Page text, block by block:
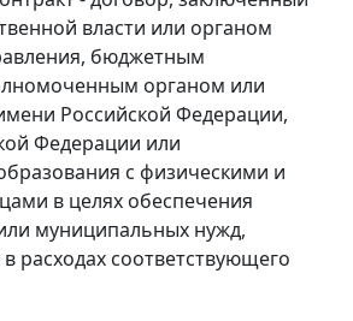
власти или органом
бюджетным
органом или
Российской Федерации,
Федерации или
с физическими и
в целях обеспечения
муниципальных нужд,
расходах соответствующего